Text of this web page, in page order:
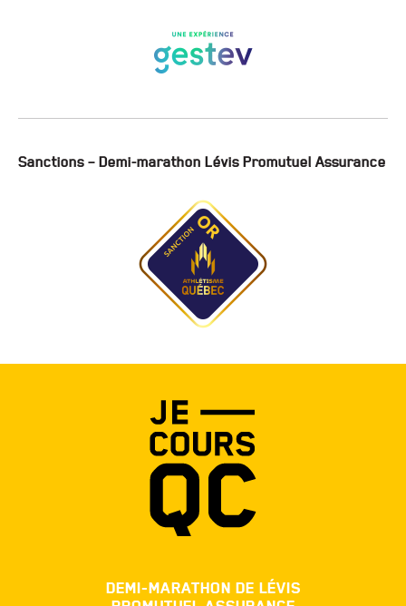
Sanctions – Demi-marathon Lévis Promutuel Assurance
DEMI-MARATHON DE LÉVIS